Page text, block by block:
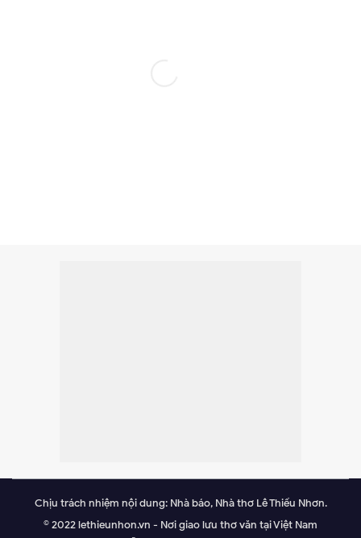
Chịu trách nhiệm nội dung: Nhà báo, Nhà thơ Lê Thiếu Nhơn.
© 2022 lethieunhon.vn - Nơi giao lưu thơ văn tại Việt Nam